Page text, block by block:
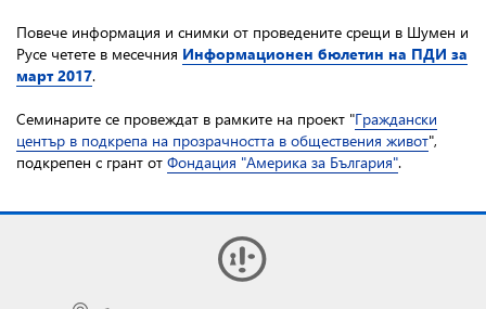
Повече информация и снимки от проведените срещи в Шумен и
Русе четете в месечния Информационен бюлетин на ПДИ за
март 2017.
Семинарите се провеждат в рамките на проект "Граждански
център в подкрепа на прозрачността в обществения живот",
подкрепен с грант от Фондация "Америка за България".